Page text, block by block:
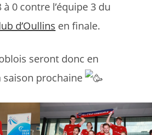
0 contre l’équipe 3 du
d’Oullins en finale.
seront donc en
saison prochaine